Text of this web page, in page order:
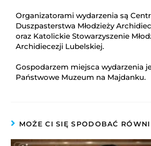
Organizatorami wydarzenia są
Duszpasterstwa Młodzieży
oraz Katolickie Stowarzyszenie
Archidiecezji Lubelskiej.
Gospodarzem miejsca wydarzenia
Państwowe Muzeum na Majdanku.
MOŻE CI SIĘ SPODOBAĆ